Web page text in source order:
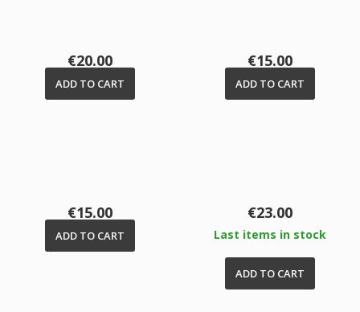
Price
€20.00
ADD TO CART
Price
€15.00
ADD TO CART
Price
€15.00
ADD TO CART
Price
€23.00
Last items in stock
ADD TO CART